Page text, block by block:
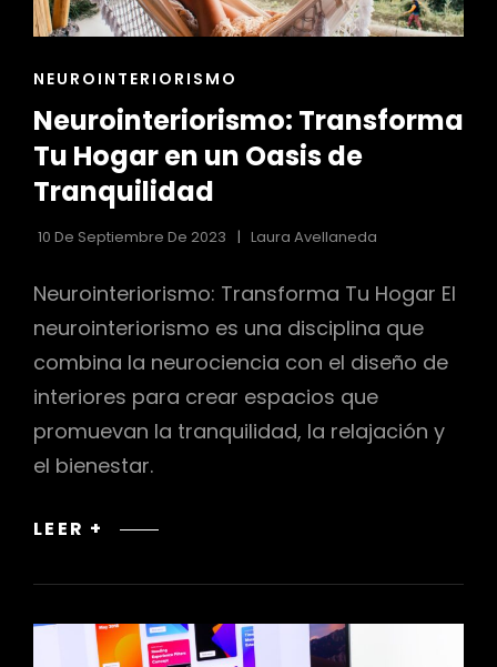
ENLACES
LAS
CATEGORÍAS
NEUROINTERIORISMO
Neurointeriorismo: Transforma
Tu Hogar en un Oasis de
Tranquilidad
10 De Septiembre De 2023 Laura Avellaneda
Neurointeriorismo: Transforma Tu Hogar El
neurointeriorismo es una disciplina que
combina la neurociencia con el diseño de
interiores para crear espacios que
promuevan la tranquilidad, la relajación y
el bienestar.
LEER +
NEUROINTERIORISMO:
TU
EN